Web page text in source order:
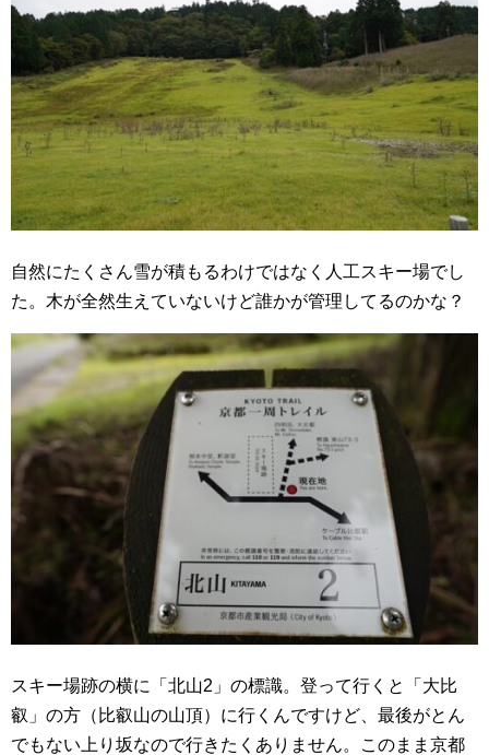
自然にたくさん雪が積もるわけではなく人工スキー場でし
た。木が全然生えていないけど誰かが管理してるのかな？
スキー場跡の横に「北山2」の標識。登って行くと「大比
叡」の方（比叡山の山頂）に行くんですけど、最後がとん
でもない上り坂なので行きたくありません。このまま京都